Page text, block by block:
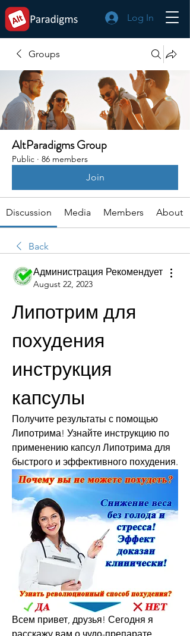
Log In
Groups
AltParadigms Group
Public · 86 members
Join
Discussion Media Members About
Back
Администрация Рекомендует
August 22, 2023
Липотрим для
похудения
инструкция
капсулы
Получите результаты с помощью
Липотрима! Узнайте инструкцию по
применению капсул Липотрима для
быстрого и эффективного похудения.
Всем привет, друзья! Сегодня я